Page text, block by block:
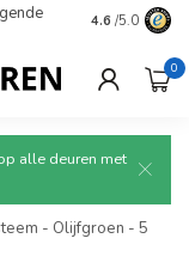
Ruim aanbod
deuren.
4.6 /5.0
0
alle deuren met
- Olijfgroen - 5